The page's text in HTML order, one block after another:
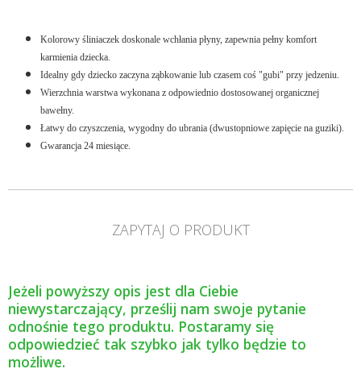
Kolorowy śliniaczek doskonale wchłania płyny, zapewnia pełny komfort
karmienia dziecka.
Idealny gdy dziecko zaczyna ząbkowanie lub czasem coś "gubi" przy jedzeniu.
Wierzchnia warstwa wykonana z odpowiednio dostosowanej organicznej
bawełny.
Łatwy do czyszczenia, wygodny do ubrania (dwustopniowe zapięcie na guziki).
Gwarancja 24 miesiące.
ZAPYTAJ O PRODUKT
Jeżeli powyższy opis jest dla Ciebie
niewystarczający, prześlij nam swoje pytanie
odnośnie tego produktu. Postaramy się
odpowiedzieć tak szybko jak tylko będzie to
możliwe.